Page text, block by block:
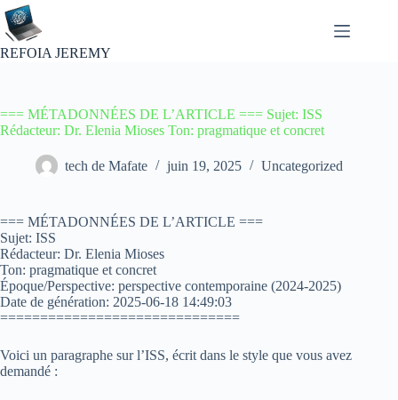
Passer
au
contenu
REFOIA JEREMY
=== MÉTADONNÉES DE L’ARTICLE === Sujet: ISS
Rédacteur: Dr. Elenia Mioses Ton: pragmatique et concret
tech de Mafate juin 19, 2025 Uncategorized
=== MÉTADONNÉES DE L’ARTICLE ===
Sujet: ISS
Rédacteur: Dr. Elenia Mioses
Ton: pragmatique et concret
Époque/Perspective: perspective contemporaine (2024-2025)
Date de génération: 2025-06-18 14:49:03
==============================
Voici un paragraphe sur l’ISS, écrit dans le style que vous avez
demandé :